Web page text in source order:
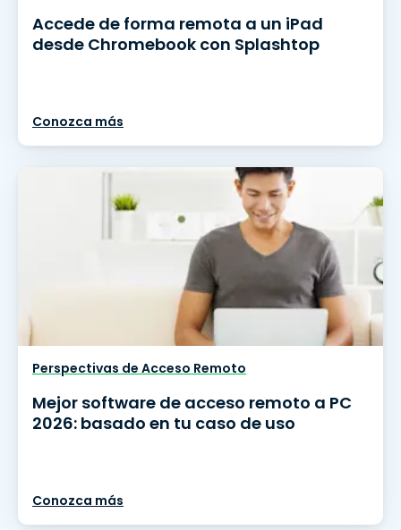
Accede de forma remota a un iPad
desde Chromebook con Splashtop
Conozca más
Perspectivas de Acceso Remoto
Mejor software de acceso remoto a PC
2026: basado en tu caso de uso
Conozca más